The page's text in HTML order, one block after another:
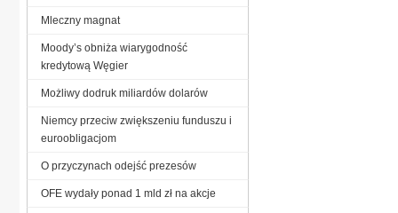
Mleczny magnat
Moody’s obniża wiarygodność
kredytową Węgier
Możliwy dodruk miliardów dolarów
Niemcy przeciw zwiększeniu funduszu i
euroobligacjom
O przyczynach odejść prezesów
OFE wydały ponad 1 mld zł na akcje